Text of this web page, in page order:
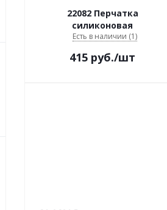
22082 Перчатка
силиконовая
Есть в наличии (1)
415 руб./шт